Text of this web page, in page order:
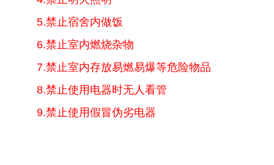
5.禁止宿舍内做饭
6.禁止室内燃烧杂物
7.禁止室内存放易燃易爆等危险物品
8.禁止使用电器时无人看管
9.禁止使用假冒伪劣电器